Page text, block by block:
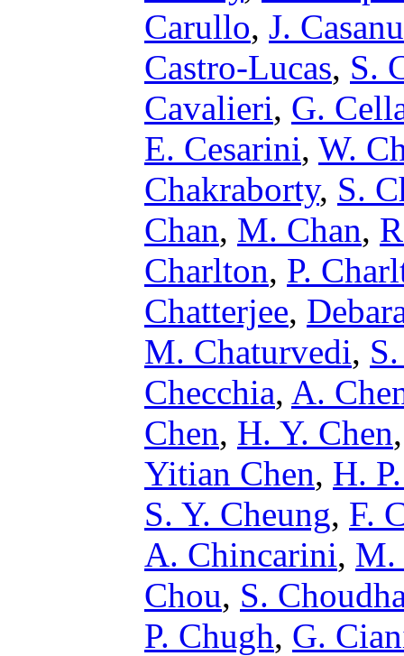
Carullo, J.
Castro-Lucas, S.
Cavalieri, G.
E. Cesarini, W.
Chakraborty, S.
Chan, M. Chan,
Charlton, P.
Chatterjee,
M. Chaturvedi,
Checchia, A.
Chen, H. Y. Chen
Yitian Chen, H.
S. Y. Cheung, F.
A. Chincarini, M.
Chou, S.
P. Chugh, G.